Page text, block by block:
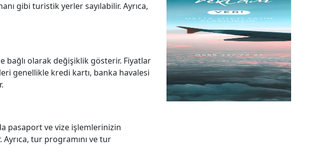
gibi turistik yerler sayılabilir. Ayrıca,
bağlı olarak değişiklik gösterir. Fiyatlar
genellikle kredi kartı, banka havalesi
pasaport ve vize işlemlerinizin
Ayrıca, tur programını ve tur